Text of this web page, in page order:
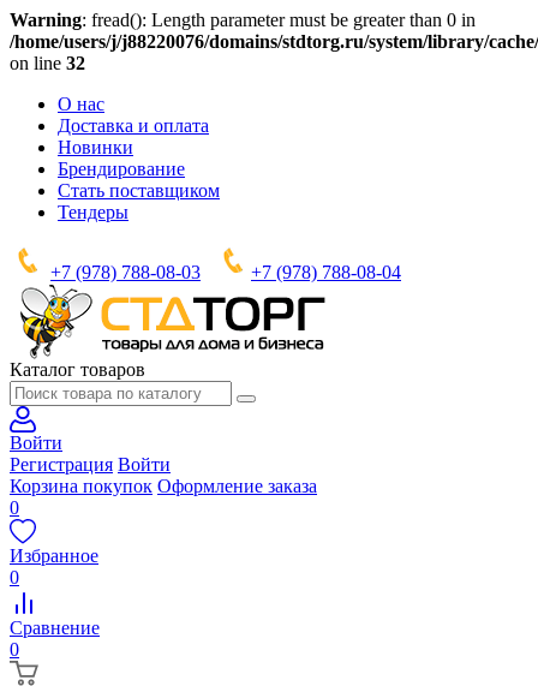
Warning: fread(): Length parameter must be greater than 0 in
/home/users/j/j88220076/domains/stdtorg.ru/system/library/
on line 32
О нас
Доставка и оплата
Новинки
Брендирование
Стать поставщиком
Тендеры
+7 (978) 788-08-03 +7 (978) 788-08-04
Каталог товаров
Войти
Регистрация Войти
Корзина покупок Оформление заказа
0
Избранное
0
Сравнение
0